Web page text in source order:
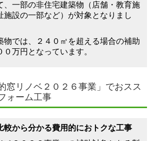
、一部の非住宅建築物（店舗・教育施
施設の一部など）が対象となりまし
物では、２４ ０㎡を超える場合の補助
万円となっています。
窓リノベ２０２６事業」でおスス
ォーム工事
較から分かる費用的におトクな工事